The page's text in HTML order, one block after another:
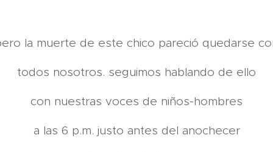
la muerte de este chico pareció quedarse
todos nosotros. seguimos hablando de ello
con nuestras voces de niños-hombres
a las 6 p.m. justo antes del anochecer